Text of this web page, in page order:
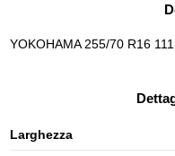
YOKOHAMA 255/70 R16
Larghezza